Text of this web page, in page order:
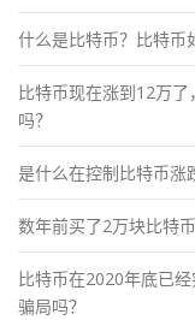
什么是比特币？比特币
比特币现在涨到12万
吗？
是什么在控制比特币涨
数年前买了2万块比特
比特币在2020年底已
骗局吗？